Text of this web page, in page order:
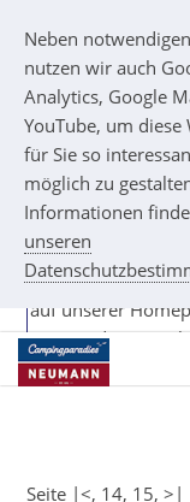
Neben
nutzen wir auch
Analytics, Google
YouTube, um diese
für Sie so
möglich zu
Informationen
unseren
Gästebuch
Caroschrieb am
Liebe Campinggäste
Herzlich
auf unserer
Wir würden uns
freuen !!
Seite |<, 14, 15, >|